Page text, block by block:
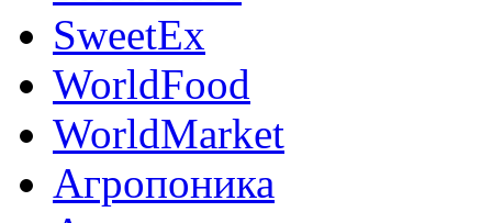
SweetEx
WorldFood
WorldMarket
Агропоника